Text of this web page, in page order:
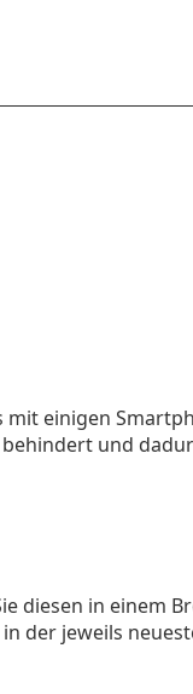
mit einigen
und
diesen in einem
der jeweils